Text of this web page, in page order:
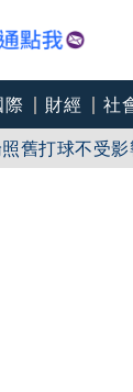
際 財經 社
舊打球不受
共創「黃金之聲」 維也納